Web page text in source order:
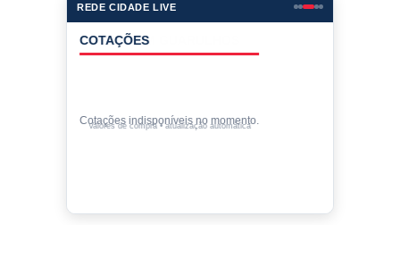
REDE CIDADE LIVE
COTAÇÕES
Cotações indisponíveis no momento.
Valores de compra • atualização automática